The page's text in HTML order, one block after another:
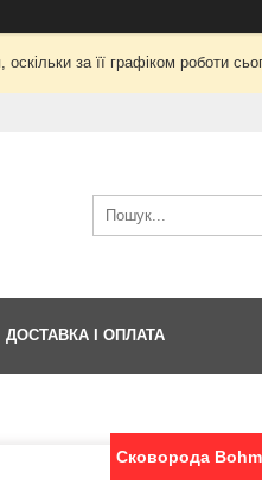
за її графіком роботи
ДОСТАВКА І ОПЛАТА
Сковорода